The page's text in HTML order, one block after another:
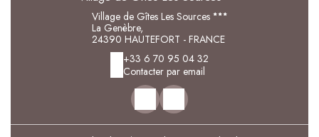
Village de Gîtes Les Sources
La Genèbre,
24390 HAUTEFORT - FRANCE
+33 6 70 95 04 32
Contacter par email